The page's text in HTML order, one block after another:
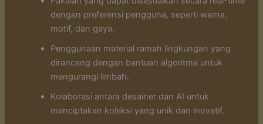
dengan preferensi pengguna, seperti warna,
motif, dan gaya.
Penggunaan material ramah lingkungan yang
dirancang dengan bantuan algoritma untuk
mengurangi limbah.
Kolaborasi antara desainer dan AI untuk
menciptakan koleksi yang unik dan inovatif.